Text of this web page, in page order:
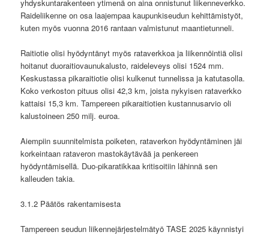
yhdyskuntarakenteen ytimenä on aina onnistunut liikenneverkko.
Raideliikenne on osa laajempaa kaupunkiseudun kehittämistyöt,
kuten myös vuonna 2016 rantaan valmistunut maantietunneli.
Raitiotie olisi hyödyntänyt myös rataverkkoa ja liikennöintiä olisi
hoitanut duoraitiovaunukalusto, raideleveys olisi 1524 mm.
Keskustassa pikaraitiotie olisi kulkenut tunnelissa ja katutasolla.
Koko verkoston pituus olisi 42,3 km, joista nykyisen rataverkko
kattaisi 15,3 km. Tampereen pikaraitiotien kustannusarvio oli
kalustoineen 250 milj. euroa.
Aiempiin suunnitelmista poiketen, rataverkon hyödyntäminen jäi
korkeintaan rataveron mastokäytävää ja penkereen
hyödyntämisellä. Duo-pikaratikkaa kritisoitiin lähinnä sen
kalleuden takia.
3.1.2 Päätös rakentamisesta
Tampereen seudun liikennejärjestelmätyö TASE 2025 käynnistyi